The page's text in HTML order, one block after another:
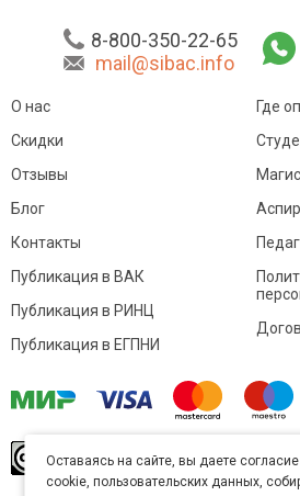
8-800-350-22-65
mail@sibac.info
О нас
Скидки
Отзывы
Блог
Контакты
Где
Публикация в ВАК
Публикация в РИНЦ
Публикация в ЕГПНИ
произведение
Commons
Оставаясь на сайте, вы даете
cookie, пользовательских данных,